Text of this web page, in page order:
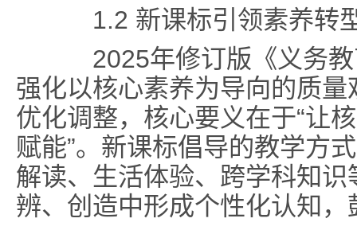
1.2 新课标引领素养转
2025年修订版《义务教
强化以核心素养为导向的质
优化调整，核心要义在于“让
赋能”。新课标倡导的教学方
解读、生活体验、跨学科知
辨、创造中形成个性化认知